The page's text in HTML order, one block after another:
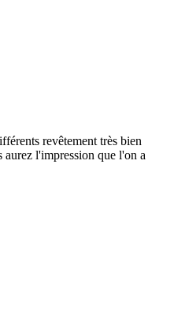
revêtement très bien
aurez l'impression que l'on a